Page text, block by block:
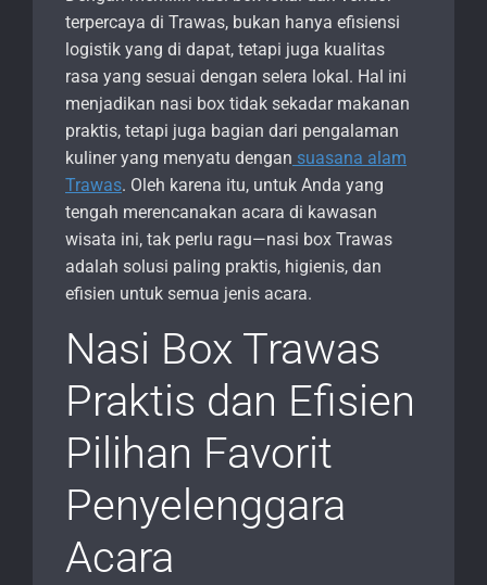
terpercaya di Trawas, bukan hanya efisiensi
logistik yang di dapat, tetapi juga kualitas
rasa yang sesuai dengan selera lokal. Hal ini
menjadikan nasi box tidak sekadar makanan
praktis, tetapi juga bagian dari pengalaman
kuliner yang menyatu dengan suasana alam
Trawas. Oleh karena itu, untuk Anda yang
tengah merencanakan acara di kawasan
wisata ini, tak perlu ragu—nasi box Trawas
adalah solusi paling praktis, higienis, dan
efisien untuk semua jenis acara.
Nasi Box Trawas
Praktis dan Efisien
Pilihan Favorit
Penyelenggara
Acara